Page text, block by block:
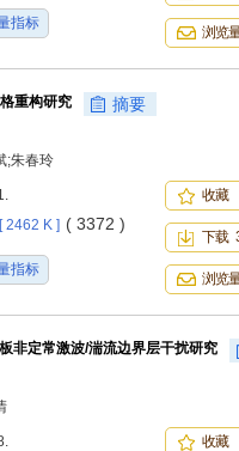
指标
浏览
重构研究 摘要
;朱春玲
2462 K ] ( 3372 )
指标
收藏
下载
浏览
非定常激波/湍流边界层干扰研究
收藏